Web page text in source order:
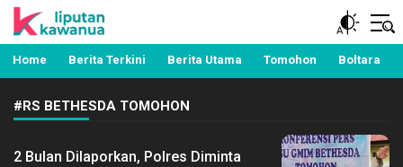
Liputan Kawanua
Berita Manado, Sulawesi Utara, Kawanua, Politik,
Pemerintahan, Hukum Kriminal dan Nasional
Home Berita Terkini Berita Utama Tomohon Boltara
#RS BETHESDA TOMOHON
2 Bulan Dilaporkan, Polres Diminta